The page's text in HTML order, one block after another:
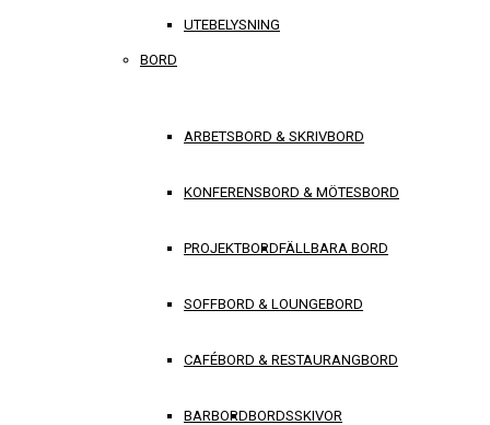
UTEBELYSNING
BORD
ARBETSBORD & SKRIVBORD
KONFERENSBORD & MÖTESBORD
PROJEKTBORDFÄLLBARA BORD
SOFFBORD & LOUNGEBORD
CAFÉBORD & RESTAURANGBORD
BARBORDBORDSSKIVOR